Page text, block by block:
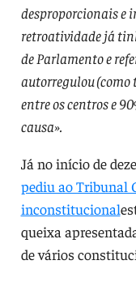
desproporcionais e
retroatividade já
de Parlamento e
autorregulou (como
entre os centros e
causa».
Já no início de
pediu ao Tribunal
inconstitucional
queixa
de vários